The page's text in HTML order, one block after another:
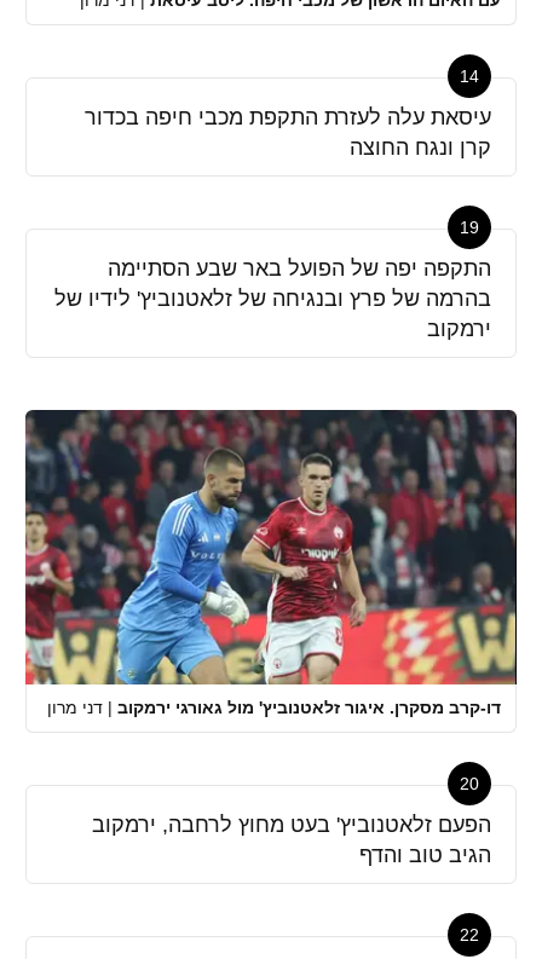
14
עיסאת עלה לעזרת התקפת מכבי חיפה בכדור
קרן ונגח החוצה
19
התקפה יפה של הפועל באר שבע הסתיימה
בהרמה של פרץ ובנגיחה של זלאטנוביץ' לידיו של
ירמקוב
דו-קרב מסקרן. איגור זלאטנוביץ' מול גאורגי ירמקוב | דני מרון
20
הפעם זלאטנוביץ' בעט מחוץ לרחבה, ירמקוב
הגיב טוב והדף
22